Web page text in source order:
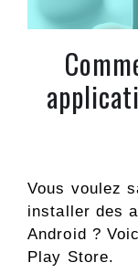
Vous voulez
installer des
Android ?
Play Store.